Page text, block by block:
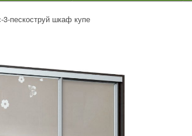
3-пескоструй шкаф купе